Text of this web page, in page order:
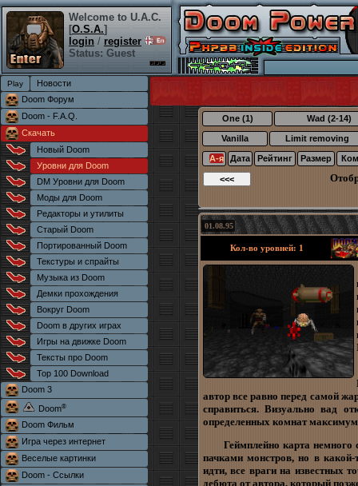
Welcome to U.A.C.
[O.S.A.]
login / register
Status: Guest
Новости
Doom Форум
Doom - F.A.Q.
Скачать
Новый Doom
Уровни для Doom
DM Уровни для Doom
Моды для Doom
Редакторы и утилиты
Старый Doom
Портированный Doom
Текстуры и спрайты
Музыка из Doom
Демки прохождения
Вокруг Doom
Doom в других играх
Игры на движке Doom
Тексты про Doom
Top 100 Download
Doom 3
Doom®
Doom Фильм
Игра через интернет
Веселые картинки
Doom - Ссылки
One (1) Wad (2-14)
Vanilla Limit removing
А-я Дата Рейтинг Размер
01.08.95
Кол-во уровней: 1
автор все равно перед самой
справиться. Визуально вад
определенных комнат
Геймплейно карта немного
пачками монстров, но в
идти, все враги на известных
дебюта от автора, который